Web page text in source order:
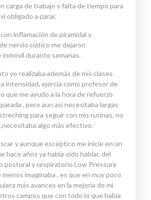
carga de trabajo y falta de tiempo para
obligado a parar.
inflamación de piramidal y
nervio ciático me dejaron
inmóvil durante semanas.
yo realizaba además de mis clases
intensidad, ejercía como profesor de
que me ayudo a la hora de refuerzo
parada , pero aun así necesitaba largas
para seguir con mis rutinas, no
necesitaba algo más efectivo.
ry aunque escéptico me inicie en un
hace años ya había oído hablar, del
postural y respiratorio Low Pressure
menos imaginaba , es que en muy poco
más avances en la mejoría de mi
campos que con todo lo que había